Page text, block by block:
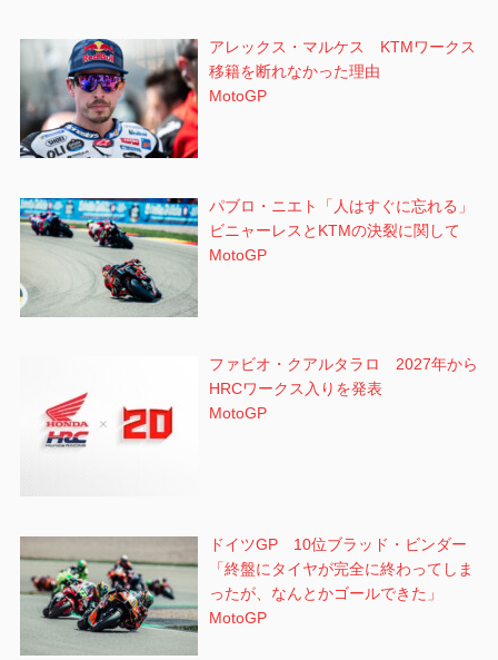
アレックス・マルケス KTMワークス
移籍を断れなかった理由
MotoGP
パブロ・ニエト「人はすぐに忘れる」
ビニャーレスとKTMの決裂に関して
MotoGP
ファビオ・クアルタラロ 2027年から
HRCワークス入りを発表
MotoGP
ドイツGP 10位ブラッド・ビンダー
「終盤にタイヤが完全に終わってしま
ったが、なんとかゴールできた」
MotoGP